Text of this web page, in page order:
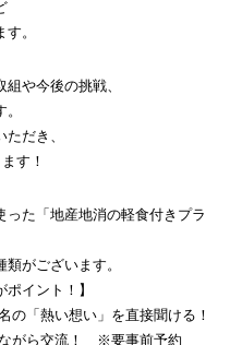
。
や今後の挑戦、
だき、
す！
った「 地産地消の軽食付きプラ
がございます。
イント！】
「熱い想い」を直接聞ける！
ながら交流！ ※要事前予約